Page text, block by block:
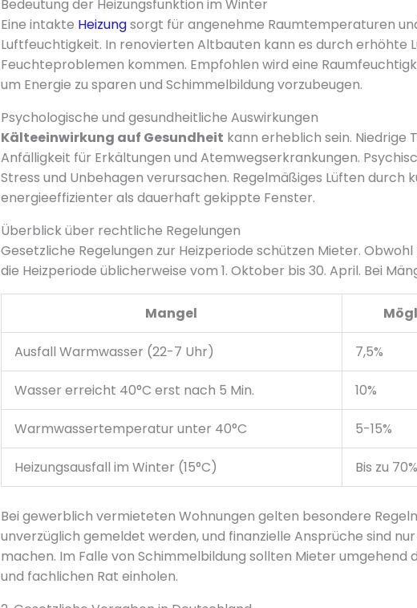
Bedeutung der Heizungsfunktion im Winter
Eine intakte Heizungsorgt für angenehme Raumtemperaturen
Luftfeuchtigkeit. In renovierten Altbauten kann es durch erhöhte
Feuchteproblemen kommen. Empfohlen wird eine
um Energie zu sparen und Schimmelbildung vorzubeugen.
Psychologische und gesundheitliche Auswirkungen
Kälteeinwirkung auf Gesundheit kann erheblich sein.
Anfälligkeit für Erkältungen und Atemwegserkrankungen.
Stress und Unbehagen verursachen. Regelmäßiges Lüften durch
energieeffizienter als dauerhaft gekippte Fenster.
Überblick über rechtliche Regelungen
Gesetzliche Regelungen zur Heizperiode schützen Mieter.
die Heizperiode üblicherweise vom 1. Oktober bis 30. April. Bei
Mangel
Ausfall Warmwasser (22-7 Uhr) 7,5%
Wasser erreicht 40°C erst nach 5 Min. 10%
Warmwassertemperatur unter 40°C 5-15%
Heizungsausfall im Winter (15°C) Bis zu 70%
Bei gewerblich vermieteten Wohnungen gelten besondere
unverzüglich gemeldet werden, und finanzielle Ansprüche sind
machen. Im Falle von Schimmelbildung sollten Mieter
und fachlichen Rat einholen.